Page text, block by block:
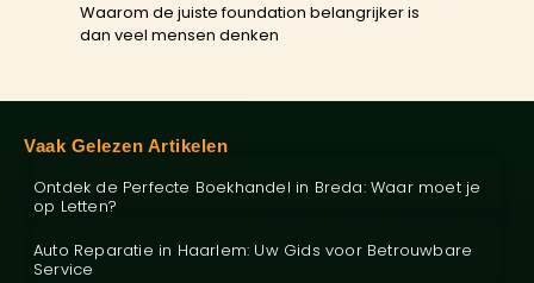
Waarom de juiste foundation belangrijker is
dan veel mensen denken
Vaak Gelezen Artikelen
Ontdek de Perfecte Boekhandel in Breda: Waar moet je
op Letten?
Auto Reparatie in Haarlem: Uw Gids voor Betrouwbare
Service